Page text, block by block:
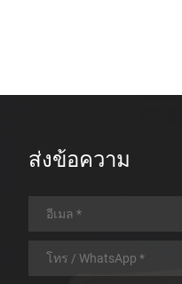
ส่งข้อความ